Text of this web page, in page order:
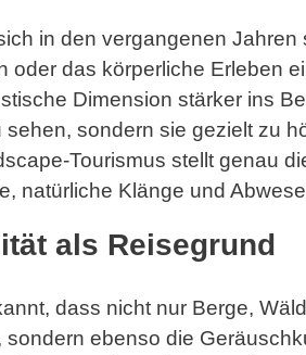
in den vergangenen Jahren
oder das körperliche Erleben
Dimension stärker ins
sondern sie gezielt zu
Tourismus stellt genau
natürliche Klänge und
als Reisegrund
dass nicht nur Berge,
ebenso die